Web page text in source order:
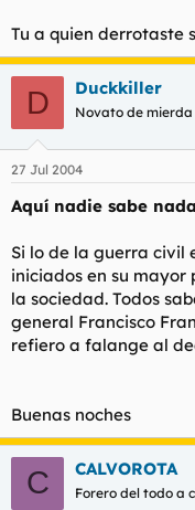
Tu a quien derrotaste
D Duckkiller
Novato de mierda
27 Jul 2004
Aquí nadie sabe
Si lo de la guerra civil
iniciados en su
la sociedad. Todos
general Francisco
refiero a falange al
Buenas noches
C CALVOROTA
Forero del todo a